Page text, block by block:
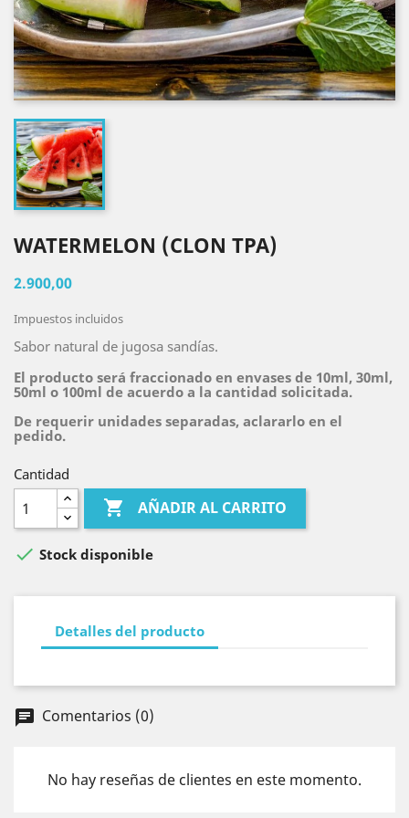
WATERMELON (CLON TPA)
2.900,00
Impuestos incluidos
Sabor natural de jugosa sandías.
El producto será fraccionado en envases de 10ml, 30ml,
50ml o 100ml de acuerdo a la cantidad solicitada.
De requerir unidades separadas, aclararlo en el
pedido.
Cantidad
 AÑADIR AL CARRITO
 Stock disponible
Detalles del producto
chat Comentarios (0)
No hay reseñas de clientes en este momento.